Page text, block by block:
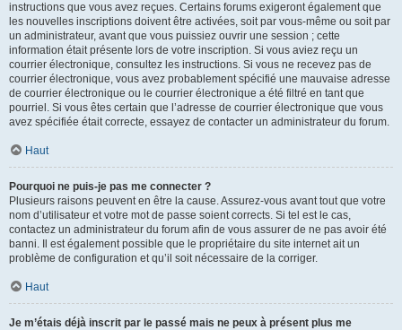
instructions que vous avez reçues. Certains forums exigeront également que
les nouvelles inscriptions doivent être activées, soit par vous-même ou soit par
un administrateur, avant que vous puissiez ouvrir une session ; cette
information était présente lors de votre inscription. Si vous aviez reçu un
courrier électronique, consultez les instructions. Si vous ne recevez pas de
courrier électronique, vous avez probablement spécifié une mauvaise adresse
de courrier électronique ou le courrier électronique a été filtré en tant que
pourriel. Si vous êtes certain que l’adresse de courrier électronique que vous
avez spécifiée était correcte, essayez de contacter un administrateur du forum.
Haut
Pourquoi ne puis-je pas me connecter ?
Plusieurs raisons peuvent en être la cause. Assurez-vous avant tout que votre
nom d’utilisateur et votre mot de passe soient corrects. Si tel est le cas,
contactez un administrateur du forum afin de vous assurer de ne pas avoir été
banni. Il est également possible que le propriétaire du site internet ait un
problème de configuration et qu’il soit nécessaire de la corriger.
Haut
Je m’étais déjà inscrit par le passé mais ne peux à présent plus me